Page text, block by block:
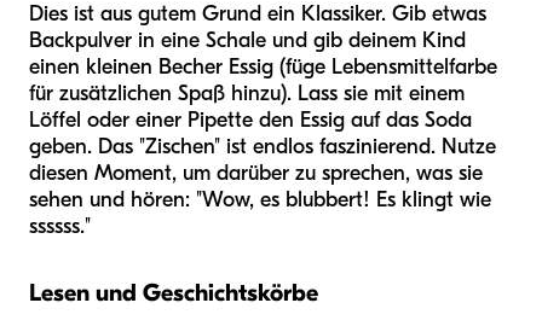
Dies ist aus gutem Grund ein Klassiker. Gib etwas
Backpulver in eine Schale und gib deinem Kind
einen kleinen Becher Essig (füge Lebensmittelfarbe
für zusätzlichen Spaß hinzu). Lass sie mit einem
Löffel oder einer Pipette den Essig auf das Soda
geben. Das "Zischen" ist endlos faszinierend. Nutze
diesen Moment, um darüber zu sprechen, was sie
sehen und hören: "Wow, es blubbert! Es klingt wie
ssssss."
Lesen und Geschichtskörbe